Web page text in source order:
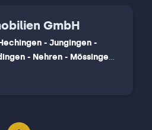
GmbH
- Jungingen -
- Nehren - Mössingen,